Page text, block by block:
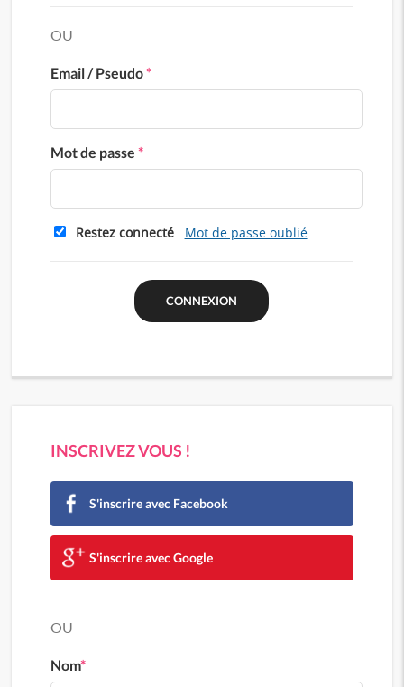
OU
Email / Pseudo*
Mot de passe *
Restez connecté Mot de passe oublié
INSCRIVEZ VOUS !
S'inscrire avec Facebook
S'inscrire avec Google
OU
Nom*